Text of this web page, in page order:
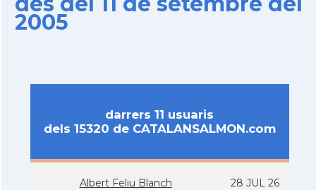
2005
darrers 11 usuaris
dels 15320 de CATALANSALMON.com
Albert Feliu Blanch 28 JUL 26